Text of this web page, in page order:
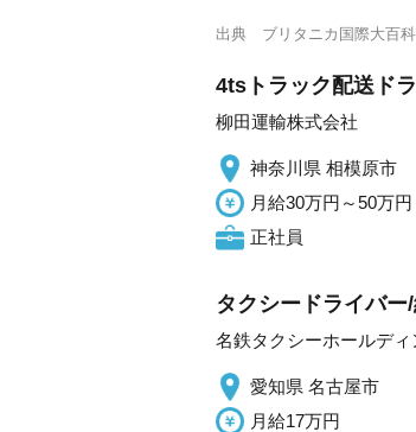
出典 ブリタニカ国際大百
4tsトラック配送ド
柳田運輸株式会社
神奈川県 相模原市
月給30万円～50万円
正社員
タクシードライバ
名鉄タクシーホールデ
愛知県 名古屋市
月給17万円